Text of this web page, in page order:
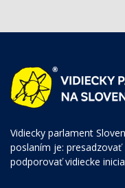
Vidiecky parlament
poslaním je: presadzovať
podporovať vidiecke